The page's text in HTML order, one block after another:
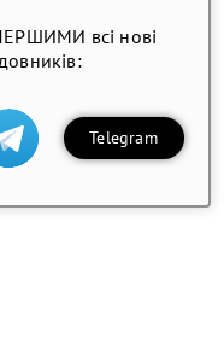
всі нові
Telegram